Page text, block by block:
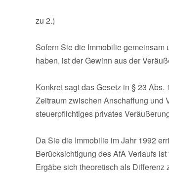
zu 2.)
Sofern Sie die Immobilie gemeinsam
haben, ist der Gewinn aus der
Konkret sagt das Gesetz in § 23
Zeitraum zwischen Anschaffung und
steuerpflichtiges privates
Da Sie die Immobilie im Jahr 1992
Berücksichtigung des AfA Verlaufs
Ergäbe sich theoretisch als